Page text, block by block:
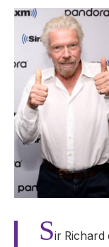
Sir Richard